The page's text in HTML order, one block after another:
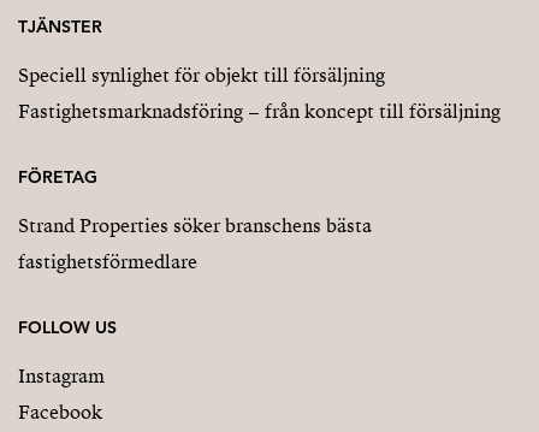
TJÄNSTER
Speciell synlighet för objekt till försäljning
Fastighetsmarknadsföring – från koncept till försäljning
FÖRETAG
Strand Properties söker branschens bästa
fastighetsförmedlare
FOLLOW US
Instagram
Facebook